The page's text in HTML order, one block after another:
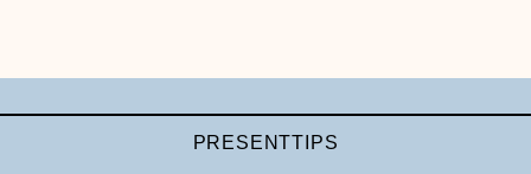
PRESENTTIPS